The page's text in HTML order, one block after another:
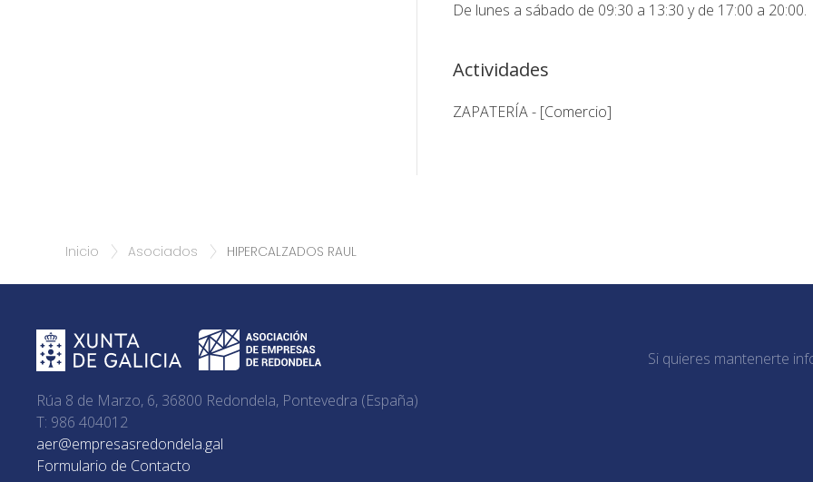
De lunes a sábado de 09:30 a 13:30 y de 17:00 a 20:00.
Actividades
ZAPATERÍA - [Comercio]
Inicio Asociados HIPERCALZADOS RAUL
Rúa 8 de Marzo, 6, 36800 Redondela, Pontevedra (España)
T: 986 404012
aer@empresasredondela.gal
Formulario de Contacto
Si quieres mantenerte